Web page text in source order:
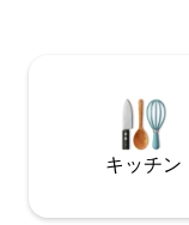
を利用できます。
ト禁止ポリシーが
月14日（土曜日～
キッチン